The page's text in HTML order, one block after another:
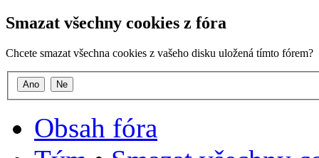
Smazat všechny cookies z fóra
Chcete smazat všechna cookies z vašeho disku uložená tímto fórem?
Obsah fóra